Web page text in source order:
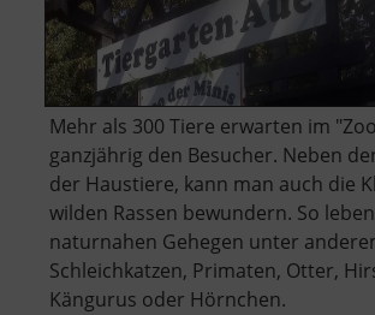
Mehr als 300 Tiere erwarten im
ganzjährig den Besucher. Neben
der Haustiere, kann man auch die
wilden Rassen bewundern. So
naturnahen Gehegen unter
Schleichkatzen, Primaten, Otter,
Kängurus oder Hörnchen.